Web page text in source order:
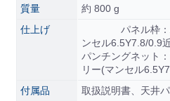
質量
約 800 g
仕上げ
パネル枠：
ンセル6.5Y7.8/0.9
パンチングネット
リー(マンセル
付属品
取扱説明書、天井